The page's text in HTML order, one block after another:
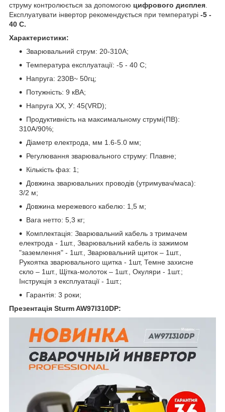
струму контролюється за допомогою цифрового дисплея
Експлуатувати інвертор рекомендується при температурі -5 -
40 С.
Характеристики:
Зварювальний струм: 20-310А;
Температура експлуатації: -5 - 40 С;
Напруга: 230В~ 50гц;
Потужність: 9 кВА;
Напруга ХХ, У: 45(VRD);
Продуктивність на максимальному струмі(ПВ):
310А/90%;
Діаметр електрода, мм 1.6-5.0 мм;
Регулювання зварювального струму: Плавне;
Кількість фаз: 1;
Довжина зварювальних проводів (утримувач/маса):
3/2 м;
Довжина мережевого кабелю: 1,5 м;
Вага нетто: 5,3 кг;
Комплектація: Зварювальний кабель з тримачем
електрода - 1шт., Зварювальний кабель із зажимом
"заземлення" - 1шт., Зварювальний щиток – 1шт.,
Рукоятка зварювального щитка - 1шт, Темне захисне
скло – 1шт., Щітка-молоток – 1шт., Окуляри - 1шт.;
Інструкція з експлуатації - 1шт.;
Гарантія: 3 роки;
Презентація Sturm AW97I310DP: